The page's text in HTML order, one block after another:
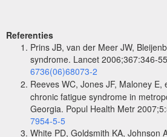
Referenties
Prins JB, van der Meer JW,
syndrome. Lancet 2006;367:346-
6736(06)68073-2
Reeves WC, Jones JF, Maloney E,
chronic fatigue syndrome in
Georgia. Popul Health Metr
7954-5-5
White PD, Goldsmith KA, Johnson